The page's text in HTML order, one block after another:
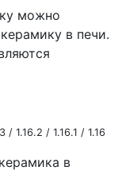
можно
в печи.
/ 1.16.2 / 1.16.1 / 1.16